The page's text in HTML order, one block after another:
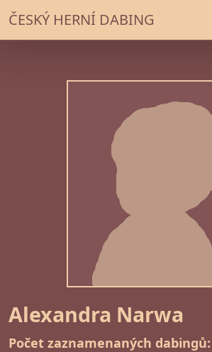
ČESKÝ HERNÍ DABING
Alexandra Narwa
Počet zaznamenaných dabingů: